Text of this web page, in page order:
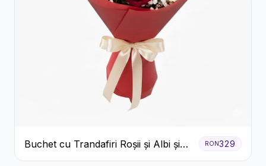
Buchet cu Trandafiri Roșii și Albi și
Gypsophila
RON329